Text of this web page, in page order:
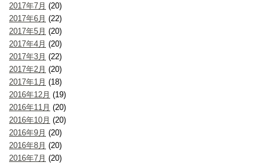
2017年7月 (20)
2017年6月 (22)
2017年5月 (20)
2017年4月 (20)
2017年3月 (22)
2017年2月 (20)
2017年1月 (18)
2016年12月 (19)
2016年11月 (20)
2016年10月 (20)
2016年9月 (20)
2016年8月 (20)
2016年7月 (20)